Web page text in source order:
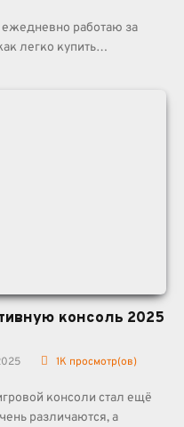
ежедневно работаю за
легко купить…
консоль 2025
1K просмотр(ов)
консоли стал ещё
различаются, а